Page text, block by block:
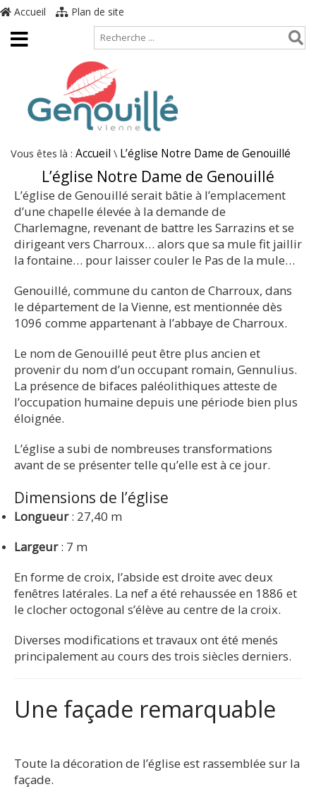
Accueil Plan de site
Vous êtes là : Accueil \ L’église Notre Dame de Genouillé
L’église Notre Dame de Genouillé
L’église de Genouillé serait bâtie à l’emplacement
d’une chapelle élevée à la demande de
Charlemagne, revenant de battre les Sarrazins et se
dirigeant vers Charroux… alors que sa mule fit jaillir
la fontaine… pour laisser couler le Pas de la mule…
Genouillé, commune du canton de Charroux, dans
le département de la Vienne, est mentionnée dès
1096 comme appartenant à l’abbaye de Charroux.
Le nom de Genouillé peut être plus ancien et
provenir du nom d’un occupant romain, Gennulius.
La présence de bifaces paléolithiques atteste de
l’occupation humaine depuis une période bien plus
éloignée.
L’église a subi de nombreuses transformations
avant de se présenter telle qu’elle est à ce jour.
Dimensions de l’église
Longueur: 27,40 m
Largeur: 7 m
En forme de croix, l’abside est droite avec deux
fenêtres latérales. La nef a été rehaussée en 1886 et
le clocher octogonal s’élève au centre de la croix.
Diverses modifications et travaux ont été menés
principalement au cours des trois siècles derniers.
Une façade remarquable
Toute la décoration de l’église est rassemblée sur la
façade.